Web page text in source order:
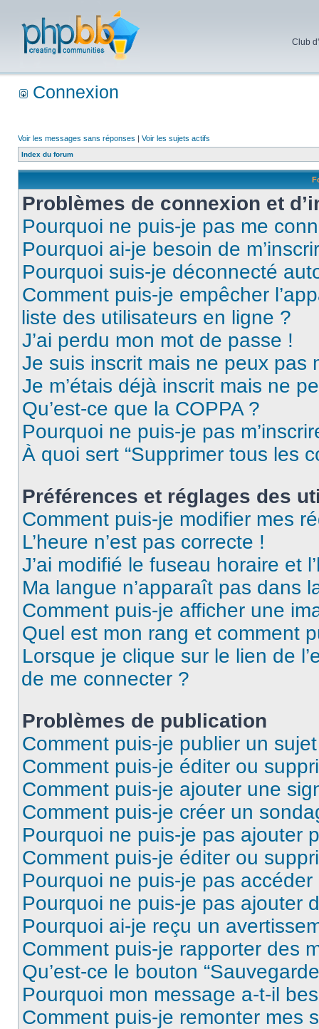
Club
Connexion
Voir les messages sans réponses | Voir les sujets actifs
Index du forum
Problèmes de connexion et
Pourquoi ne puis-je pas me
Pourquoi ai-je besoin de
Pourquoi suis-je déconnecté
Comment puis-je empêcher
liste des utilisateurs en ligne ?
J’ai perdu mon mot de passe !
Je suis inscrit mais ne peux pas
Je m’étais déjà inscrit mais ne
Qu’est-ce que la COPPA ?
Pourquoi ne puis-je pas
À quoi sert “Supprimer tous les
Préférences et réglages des
Comment puis-je modifier mes
L’heure n’est pas correcte !
J’ai modifié le fuseau horaire et
Ma langue n’apparaît pas dans
Comment puis-je afficher une
Quel est mon rang et comment
Lorsque je clique sur le lien de
de me connecter ?
Problèmes de publication
Comment puis-je publier un
Comment puis-je éditer ou
Comment puis-je ajouter une
Comment puis-je créer un
Pourquoi ne puis-je pas ajouter
Comment puis-je éditer ou
Pourquoi ne puis-je pas
Pourquoi ne puis-je pas ajouter
Pourquoi ai-je reçu un
Comment puis-je rapporter des
Qu’est-ce le bouton
Pourquoi mon message a-t-il
Comment puis-je remonter mes